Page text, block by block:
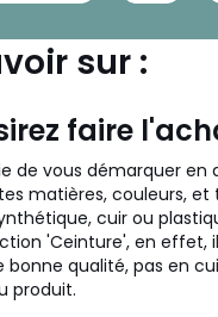
sur :
faire
de vous démarquer
matières, couleurs, et
cuir ou
'Ceinture', en effet,
bonne qualité, pas en
produit.